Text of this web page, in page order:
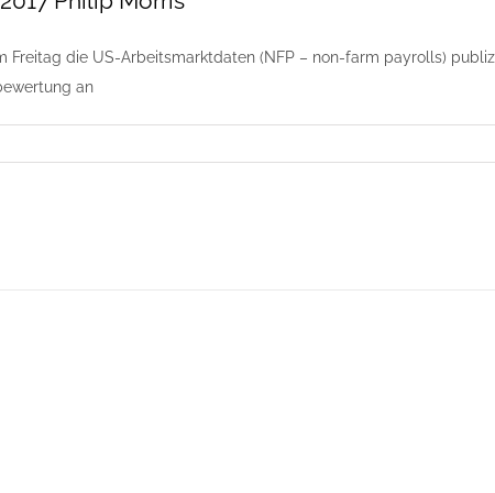
Freitag die US-Arbeitsmarktdaten (NFP – non-farm payrolls)
an